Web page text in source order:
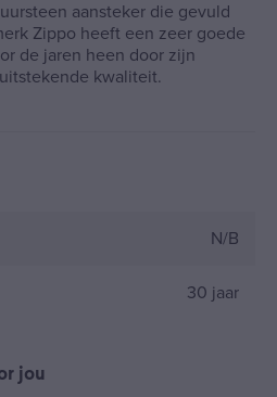
aansteker die gevuld
Zippo heeft een zeer goede
de jaren heen door zijn
kwaliteit.
N/B
30 jaar
jou